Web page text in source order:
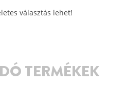
választás lehet!
TERMÉKEK